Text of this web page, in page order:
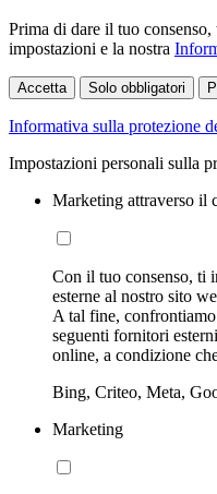
Prima di dare il tuo
impostazioni e la nostra
Accetta Solo obbligatori
Informativa sulla protezione
Impostazioni personali sulla
Marketing attraverso il
Con il tuo consenso, ti
esterne al nostro sito
A tal fine,
seguenti fornitori
online, a condizione
Bing, Criteo, Meta,
Marketing